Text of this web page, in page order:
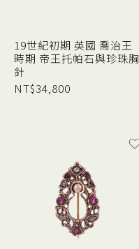
19世紀初期 英國 喬治王
時期 帝王托帕石與珍珠胸
針
NT$34,800